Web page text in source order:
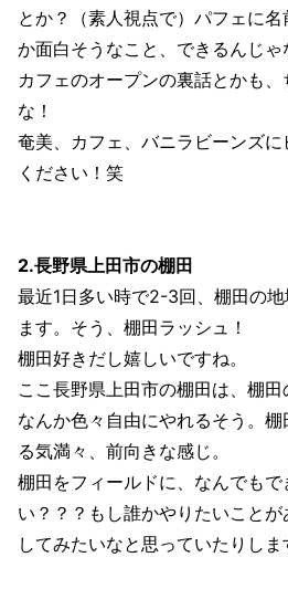
とか？（素人視点で）パフェに
か面白そうなこと、できるんじゃ
カフェのオープンの裏話とかも
な！
奄美、カフェ、バニラビーンズ
ください！笑
2.長野県上田市の棚田
最近1日多い時で2-3回、棚田の
ます。そう、棚田ラッシュ！
棚田好きだし嬉しいですね。
ここ長野県上田市の棚田は、棚田
なんか色々自由にやれるそう。
る気満々、前向きな感じ。
棚田をフィールドに、なんでも
い？？？もし誰かやりたいこと
してみたいなと思っていたりしま